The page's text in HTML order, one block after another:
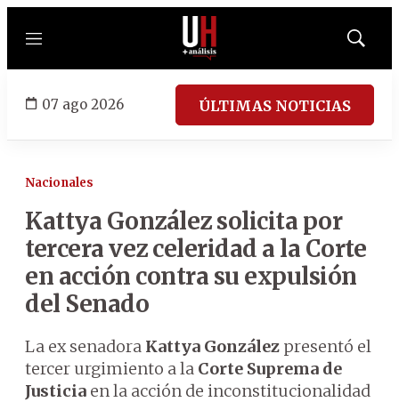
Menú
Mostrar
07 ago 2026 ÚLTIMAS NOTICIAS
Nacionales
Kattya González solicita por
tercera vez celeridad a la Corte
en acción contra su expulsión
del Senado
La ex senadora Kattya González presentó el
tercer urgimiento a la Corte Suprema de
Justicia en la acción de inconstitucionalidad